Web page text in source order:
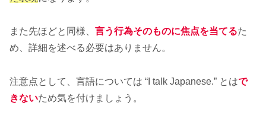
また先ほどと同様、 言う行為そのものに焦点を当てるた
め、詳細を述べる必要はありません。
注意点として、言語については “I talk Japanese.” とはで
きないため気を付けましょう。